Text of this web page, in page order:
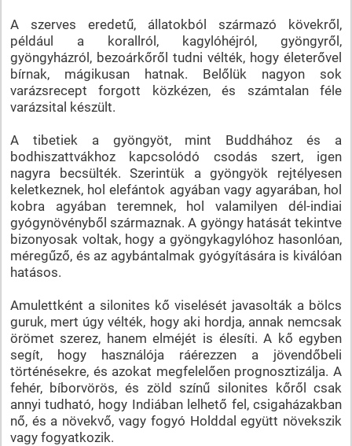
A szerves eredetű, állatokból származó kövekről,
például a korallról, kagylóhéjról, gyöngyről,
gyöngyházról, bezoárkőről tudni vélték, hogy életerővel
bírnak, mágikusan hatnak. Belőlük nagyon sok
varázsrecept forgott közkézen, és számtalan féle
varázsital készült.
A tibetiek a gyöngyöt, mint Buddhához és a
bodhiszattvákhoz kapcsolódó csodás szert, igen
nagyra becsülték. Szerintük a gyöngyök rejtélyesen
keletkeznek, hol elefántok agyában vagy agyarában, hol
kobra agyában teremnek, hol valamilyen dél-indiai
gyógynövényből származnak. A gyöngy hatását tekintve
bizonyosak voltak, hogy a gyöngykagylóhoz hasonlóan,
méregűző, és az agybántalmak gyógyítására is kiválóan
hatásos.
Amulettként a silonites kő viselését javasolták a bölcs
guruk, mert úgy vélték, hogy aki hordja, annak nemcsak
örömet szerez, hanem elméjét is élesíti. A kő egyben
segít, hogy használója ráérezzen a jövendőbeli
történésekre, és azokat megfelelően prognosztizálja. A
fehér, bíborvörös, és zöld színű silonites kőről csak
annyi tudható, hogy Indiában lelhető fel, csigaházakban
nő, és a növekvő, vagy fogyó Holddal együtt növekszik
vagy fogyatkozik.